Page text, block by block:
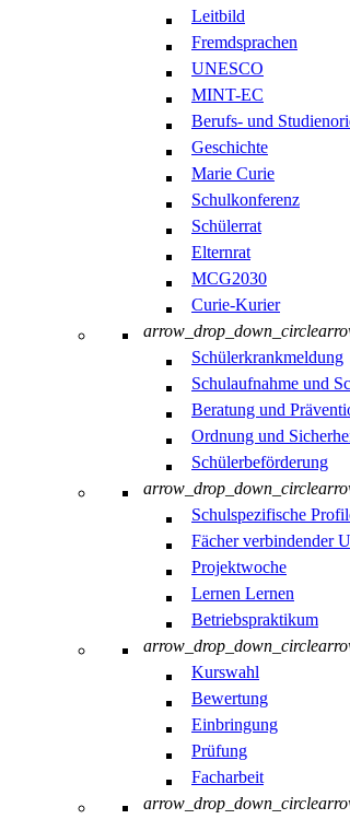
Leitbild
Fremdsprachen
UNESCO
MINT-EC
Berufs- und
Geschichte
Marie Curie
Schulkonferenz
Schülerrat
Elternrat
MCG2030
Curie-Kurier
arrow_drop_down_circle
Schülerkrankmeldung
Schulaufnahme und
Beratung und
Ordnung und
Schülerbeförderung
arrow_drop_down_circle
Schulspezifische
Fächer verbindender
Projektwoche
Lernen Lernen
Betriebspraktikum
arrow_drop_down_circle
Kurswahl
Bewertung
Einbringung
Prüfung
Facharbeit
arrow_drop_down_circle